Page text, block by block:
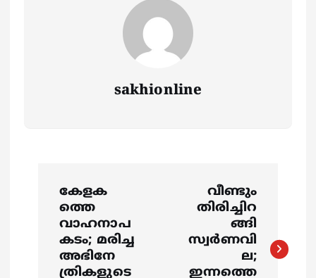
sakhionline
കേളക
ത്തെ
വാഹനാപ
കടം; മരിച്ച
അഭിനേ
ത്രികളുടെ
വീണ്ടും
തിരിച്ചിറ
ങ്ങി
സ്വര്‍ണവി
ല;
ഇന്നത്തെ